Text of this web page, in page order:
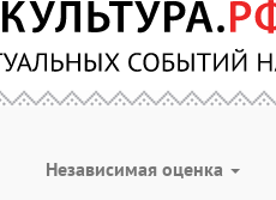
Независимая оценка